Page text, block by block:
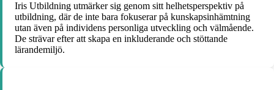
Iris Utbildning utmärker sig genom sitt helhetsperspektiv på
utbildning, där de inte bara fokuserar på kunskapsinhämtning
utan även på individens personliga utveckling och välmående.
De strävar efter att skapa en inkluderande och stöttande
lärandemiljö.